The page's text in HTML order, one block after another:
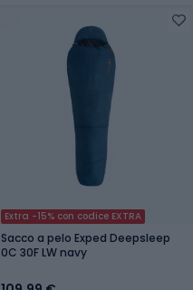
Extra -15% con codice EXTRA
Sacco a pelo Exped Deepsleep
0C 30F LW navy